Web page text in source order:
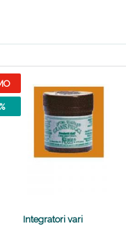
Integratori vari